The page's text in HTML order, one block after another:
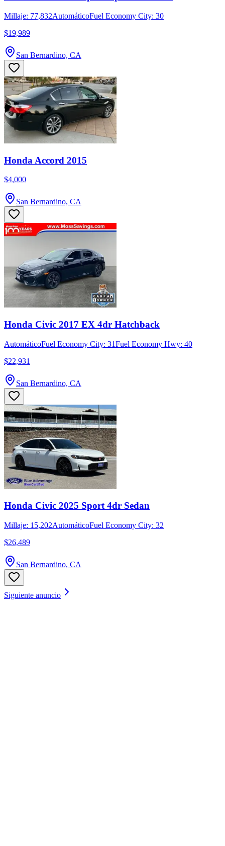
Millaje: 77,832AutomáticoFuel Economy City: 30
$19,989
San Bernardino, CA
Honda Accord 2015
$4,000
San Bernardino, CA
Honda Civic 2017 EX 4dr Hatchback
AutomáticoFuel Economy City: 31Fuel Economy Hwy: 40
$22,931
San Bernardino, CA
Honda Civic 2025 Sport 4dr Sedan
Millaje: 15,202AutomáticoFuel Economy City: 32
$26,489
San Bernardino, CA
Siguiente anuncio